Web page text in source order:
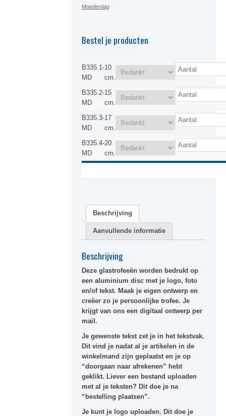
Moederdag
Bestel je producten
B335.1-
MD
10
cm.
B335.2-
MD
15
cm.
B335.3-
MD
17
cm.
B335.4-
MD
20
cm.
Beschrijving
Aanvullende informatie
Beschrijving
Deze glastrofeeën worden bedrukt op
een aluminium disc met je logo, foto
en/of tekst. Maak je eigen ontwerp en
creëer zo je persoonlijke trofee. Je
krijgt van ons een digitaal ontwerp per
mail.
Je gewenste tekst zet je in het tekstvak.
Dit vind je nadat al je artikelen in de
winkelmand zijn geplaatst en je op
“doorgaan naar afrekenen” hebt
geklikt. Liever een bestand uploaden
met al je teksten? Dit doe je na
“bestelling plaatsen”.
Je kunt je logo uploaden. Dit doe je